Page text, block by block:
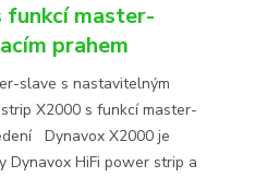
funkcí master-
prahem
slave s nastavitelným
X2000 s funkcí master-
Dynavox X2000 je
Dynavox HiFi power strip a